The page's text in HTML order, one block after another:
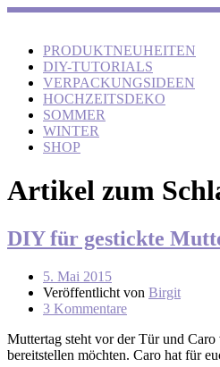
PRODUKTNEUHEITEN
DIY-TUTORIALS
VERPACKUNGSIDEEN
HOCHZEITSDEKO
SOMMER
WINTER
SHOP
Artikel zum
DIY für gestickte
5. Mai 2015
Veröffentlicht von Birgit
3 Kommentare
Muttertag steht vor der Tür und Caro
bereitstellen möchten. Caro hat für